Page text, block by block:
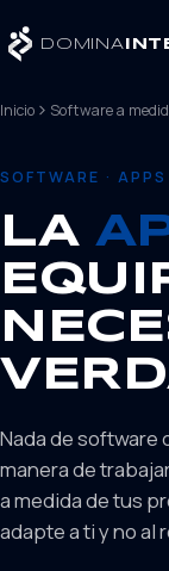
DOMINA
Inicio Software a
SOFTWARE ·
LA
Nada de software
manera de
a medida de tus
adapte a ti y no al